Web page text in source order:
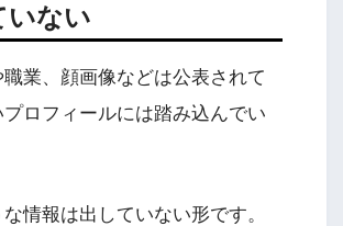
いない
業、顔画像などは公表されて
ロフィールには踏み込んでい
情報は出していない形です。